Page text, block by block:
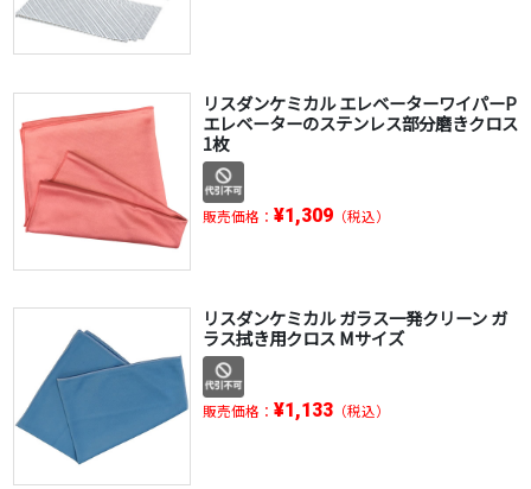
リスダンケミカル エレベーターワイパーP
エレベーターのステンレス部分磨きクロス
1枚
販売価格： ¥1,309（税込）
リスダンケミカル ガラス一発クリーン ガ
ラス拭き用クロス Mサイズ
販売価格： ¥1,133（税込）